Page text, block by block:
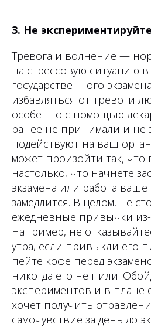
3. Не
Тревога и волнение —
на стрессовую ситуацию
государственного
избавляться от тревоги
особенно с помощью
ранее не принимали и не
подействуют на ваш
может произойти так, что
настолько, что начнёте
экзамена или работа
замедлится. В целом, не
ежедневные привычки из-
Например, не
утра, если привыкли его
пейте кофе перед
никогда его не пили.
экспериментов и в плане
хочет получить
самочувствие за день до